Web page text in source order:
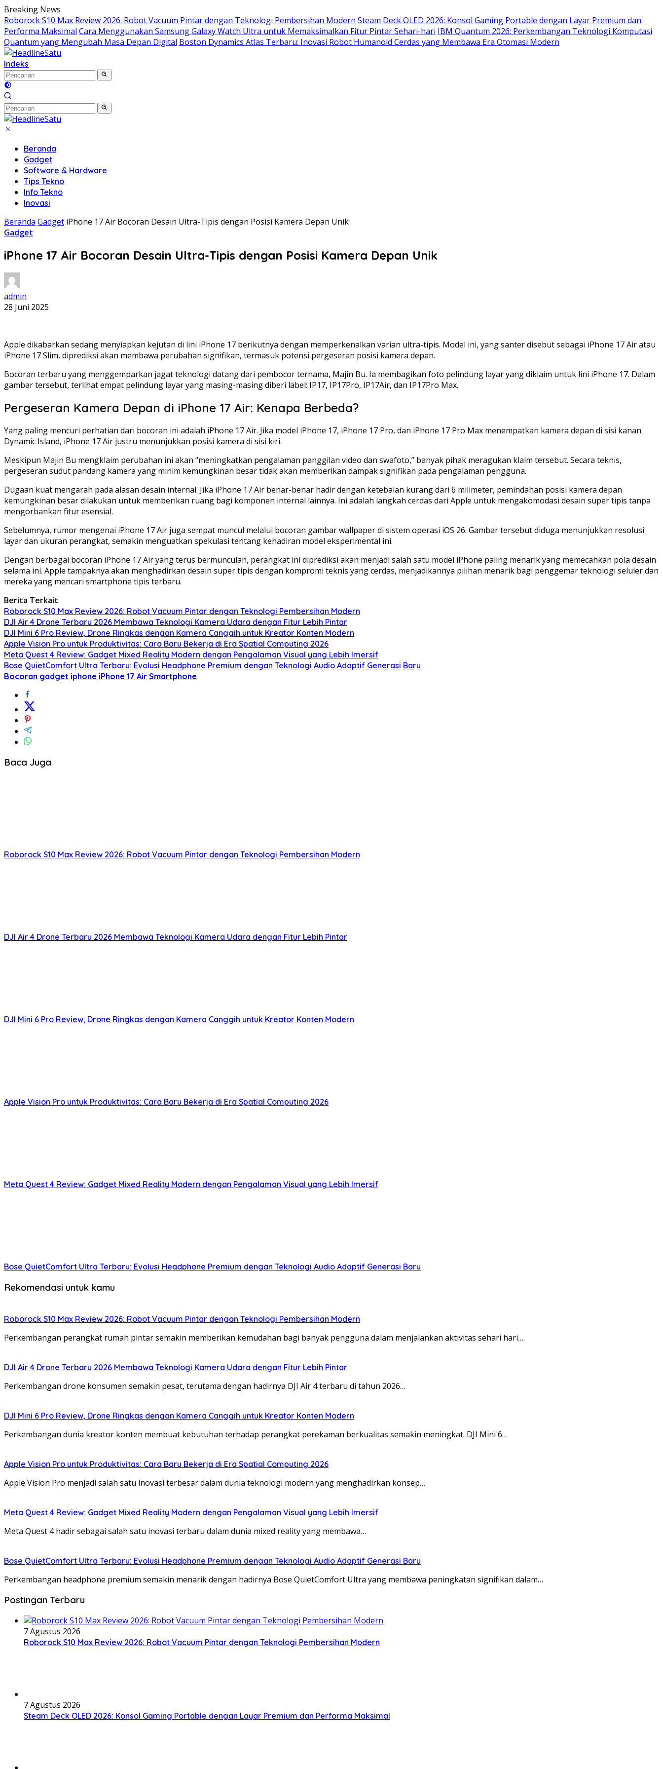
Langsung
ke
konten
Breaking News
Roborock S10 Max Review 2026: Robot Vacuum Pintar dengan Teknologi Pembersihan Modern Steam Deck OLED 2026: Konsol Gaming Portable dengan Layar Premium dan
Performa Maksimal Cara Menggunakan Samsung Galaxy Watch Ultra untuk Memaksimalkan Fitur Pintar Sehari-hari IBM Quantum 2026: Perkembangan Teknologi Komputasi
Quantum yang Mengubah Masa Depan Digital Boston Dynamics Atlas Terbaru: Inovasi Robot Humanoid Cerdas yang Membawa Era Otomasi Modern
Indeks
Beranda
Gadget
Software & Hardware
Tips Tekno
Info Tekno
Inovasi
Beranda Gadget iPhone 17 Air Bocoran Desain Ultra-Tipis dengan Posisi Kamera Depan Unik
Gadget
iPhone 17 Air Bocoran Desain Ultra-Tipis dengan Posisi Kamera Depan Unik
admin
28 Juni 2025
Apple dikabarkan sedang menyiapkan kejutan di lini iPhone 17 berikutnya dengan memperkenalkan varian ultra-tipis. Model ini, yang santer disebut sebagai iPhone 17 Air atau
iPhone 17 Slim, diprediksi akan membawa perubahan signifikan, termasuk potensi pergeseran posisi kamera depan.
Bocoran terbaru yang menggemparkan jagat teknologi datang dari pembocor ternama, Majin Bu. Ia membagikan foto pelindung layar yang diklaim untuk lini iPhone 17. Dalam
gambar tersebut, terlihat empat pelindung layar yang masing-masing diberi label: IP17, IP17Pro, IP17Air, dan IP17Pro Max.
Pergeseran Kamera Depan di iPhone 17 Air: Kenapa Berbeda?
Yang paling mencuri perhatian dari bocoran ini adalah iPhone 17 Air. Jika model iPhone 17, iPhone 17 Pro, dan iPhone 17 Pro Max menempatkan kamera depan di sisi kanan
Dynamic Island, iPhone 17 Air justru menunjukkan posisi kamera di sisi kiri.
Meskipun Majin Bu mengklaim perubahan ini akan “meningkatkan pengalaman panggilan video dan swafoto,” banyak pihak meragukan klaim tersebut. Secara teknis,
pergeseran sudut pandang kamera yang minim kemungkinan besar tidak akan memberikan dampak signifikan pada pengalaman pengguna.
Dugaan kuat mengarah pada alasan desain internal. Jika iPhone 17 Air benar-benar hadir dengan ketebalan kurang dari 6 milimeter, pemindahan posisi kamera depan
kemungkinan besar dilakukan untuk memberikan ruang bagi komponen internal lainnya. Ini adalah langkah cerdas dari Apple untuk mengakomodasi desain super tipis tanpa
mengorbankan fitur esensial.
Sebelumnya, rumor mengenai iPhone 17 Air juga sempat muncul melalui bocoran gambar wallpaper di sistem operasi iOS 26. Gambar tersebut diduga menunjukkan resolusi
layar dan ukuran perangkat, semakin menguatkan spekulasi tentang kehadiran model eksperimental ini.
Dengan berbagai bocoran iPhone 17 Air yang terus bermunculan, perangkat ini diprediksi akan menjadi salah satu model iPhone paling menarik yang memecahkan pola desain
selama ini. Apple tampaknya akan menghadirkan desain super tipis dengan kompromi teknis yang cerdas, menjadikannya pilihan menarik bagi penggemar teknologi seluler dan
mereka yang mencari smartphone tipis terbaru.
Berita Terkait
Roborock S10 Max Review 2026: Robot Vacuum Pintar dengan Teknologi Pembersihan Modern
DJI Air 4 Drone Terbaru 2026 Membawa Teknologi Kamera Udara dengan Fitur Lebih Pintar
DJI Mini 6 Pro Review, Drone Ringkas dengan Kamera Canggih untuk Kreator Konten Modern
Apple Vision Pro untuk Produktivitas: Cara Baru Bekerja di Era Spatial Computing 2026
Meta Quest 4 Review: Gadget Mixed Reality Modern dengan Pengalaman Visual yang Lebih Imersif
Bose QuietComfort Ultra Terbaru: Evolusi Headphone Premium dengan Teknologi Audio Adaptif Generasi Baru
Bocoran gadget iphone iPhone 17 Air Smartphone
Baca Juga
Roborock S10 Max Review 2026: Robot Vacuum Pintar dengan Teknologi Pembersihan Modern
DJI Air 4 Drone Terbaru 2026 Membawa Teknologi Kamera Udara dengan Fitur Lebih Pintar
DJI Mini 6 Pro Review, Drone Ringkas dengan Kamera Canggih untuk Kreator Konten Modern
Apple Vision Pro untuk Produktivitas: Cara Baru Bekerja di Era Spatial Computing 2026
Meta Quest 4 Review: Gadget Mixed Reality Modern dengan Pengalaman Visual yang Lebih Imersif
Bose QuietComfort Ultra Terbaru: Evolusi Headphone Premium dengan Teknologi Audio Adaptif Generasi Baru
Rekomendasi untuk kamu
Roborock S10 Max Review 2026: Robot Vacuum Pintar dengan Teknologi Pembersihan Modern
Perkembangan perangkat rumah pintar semakin memberikan kemudahan bagi banyak pengguna dalam menjalankan aktivitas sehari hari….
DJI Air 4 Drone Terbaru 2026 Membawa Teknologi Kamera Udara dengan Fitur Lebih Pintar
Perkembangan drone konsumen semakin pesat, terutama dengan hadirnya DJI Air 4 terbaru di tahun 2026…
DJI Mini 6 Pro Review, Drone Ringkas dengan Kamera Canggih untuk Kreator Konten Modern
Perkembangan dunia kreator konten membuat kebutuhan terhadap perangkat perekaman berkualitas semakin meningkat. DJI Mini 6…
Apple Vision Pro untuk Produktivitas: Cara Baru Bekerja di Era Spatial Computing 2026
Apple Vision Pro menjadi salah satu inovasi terbesar dalam dunia teknologi modern yang menghadirkan konsep…
Meta Quest 4 Review: Gadget Mixed Reality Modern dengan Pengalaman Visual yang Lebih Imersif
Meta Quest 4 hadir sebagai salah satu inovasi terbaru dalam dunia mixed reality yang membawa…
Bose QuietComfort Ultra Terbaru: Evolusi Headphone Premium dengan Teknologi Audio Adaptif Generasi Baru
Perkembangan headphone premium semakin menarik dengan hadirnya Bose QuietComfort Ultra yang membawa peningkatan signifikan dalam…
Postingan Terbaru
7 Agustus 2026
Roborock S10 Max Review 2026: Robot Vacuum Pintar dengan Teknologi Pembersihan Modern
7 Agustus 2026
Steam Deck OLED 2026: Konsol Gaming Portable dengan Layar Premium dan Performa Maksimal